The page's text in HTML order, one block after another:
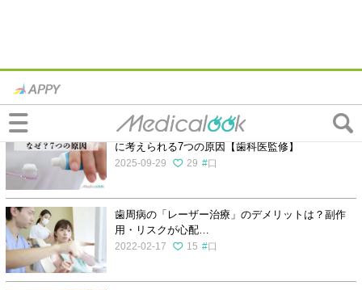
歯周病の記事一覧
歯磨きで血が出るのはなぜ？毎回・大量に出るとき
に考えられる7つの原因【歯科医監修】
2025-09-29 29 口
歯周病の「レーザー治療」のデメリットは？副作
用・リスクが心配…
2022-02-17 15 口